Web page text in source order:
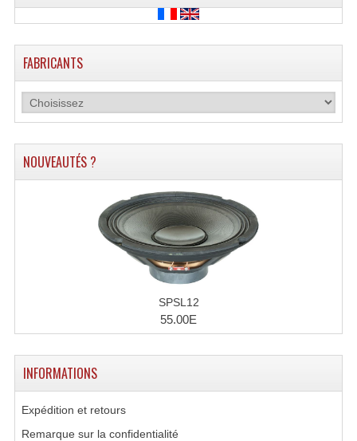
FABRICANTS
NOUVEAUTÉS ?
SPSL12
55.00E
INFORMATIONS
Expédition et retours
Remarque sur la confidentialité